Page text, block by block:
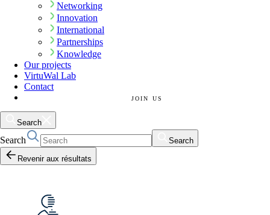
Networking
Innovation
International
Partnerships
Knowledge
Our projects
VirtuWal Lab
Contact
JOIN US
Search
Search
Search
Revenir aux résultats